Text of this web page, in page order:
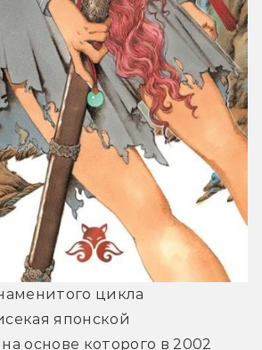
цикла
японской
основе которого в 2002